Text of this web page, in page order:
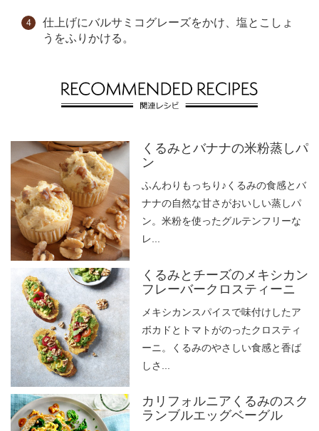
仕上げにバルサミコグレーズをかけ、塩とこしょ
うをふりかける。
くるみとバナナの米粉蒸しパ
ン
ふんわりもっちり♪くるみの食感とバ
ナナの自然な甘さがおいしい蒸しパ
ン。米粉を使ったグルテンフリーな
レ...
くるみとチーズのメキシカン
フレーバークロスティーニ
メキシカンスパイスで味付けしたア
ボカドとトマトがのったクロスティ
ーニ。くるみのやさしい食感と香ば
しさ...
カリフォルニアくるみのスク
ランブルエッグベーグル